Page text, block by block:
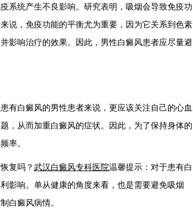
统产生不良影响。研究表明，吸烟会导致免疫功
说，免疫功能的平衡尤为重要，因为它关系到色素
影响治疗的效果。因此，男性白癜风患者应尽量避
白癜风的男性患者来说，更应该关注自己的心血
，从而加重白癜风的症状。因此，为了保持身体的
率。
复吗？ 武汉白癜风专科医院温馨提示：对于患有白
影响。单从健康的角度来看，也是需要避免吸烟
白癜风病情。